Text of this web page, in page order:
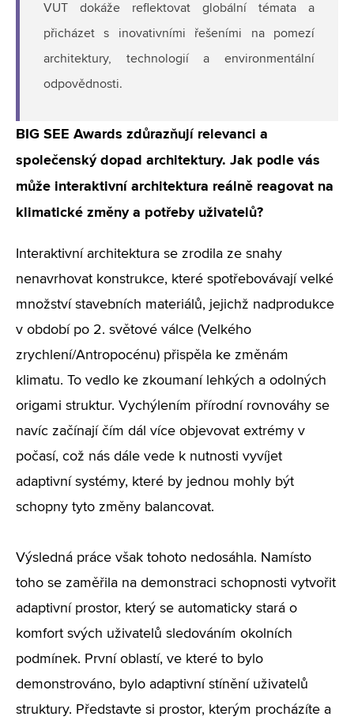
VUT dokáže reflektovat globální témata a
přicházet s inovativními řešeními na pomezí
architektury, technologií a environmentální
odpovědnosti.
BIG SEE Awards zdůrazňují relevanci a
společenský dopad architektury. Jak podle vás
může interaktivní architektura reálně reagovat na
klimatické změny a potřeby uživatelů?
Interaktivní architektura se zrodila ze snahy
nenavrhovat konstrukce, které spotřebovávají velké
množství stavebních materiálů, jejichž nadprodukce
v období po 2. světové válce (Velkého
zrychlení/Antropocénu) přispěla ke změnám
klimatu. To vedlo ke zkoumaní lehkých a odolných
origami struktur. Vychýlením přírodní rovnováhy se
navíc začínají čím dál více objevovat extrémy v
počasí, což nás dále vede k nutnosti vyvíjet
adaptivní systémy, které by jednou mohly být
schopny tyto změny balancovat.
Výsledná práce však tohoto nedosáhla. Namísto
toho se zaměřila na demonstraci schopnosti vytvořit
adaptivní prostor, který se automaticky stará o
komfort svých uživatelů sledováním okolních
podmínek. První oblastí, ve které to bylo
demonstrováno, bylo adaptivní stínění uživatelů
struktury. Představte si prostor, kterým procházíte a